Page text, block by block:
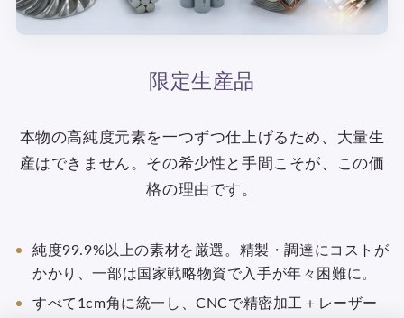
限定生産品
本物の高純度元素を一つずつ仕上げるため、大量生
産はできません。その希少性と手間こそが、この価
格の理由です。
純度99.9%以上の素材を厳選。精製・調達にコストが
かかり、一部は国家戦略物資で入手が年々困難に。
すべて1cm角に統一し、CNCで精密加工＋レーザー